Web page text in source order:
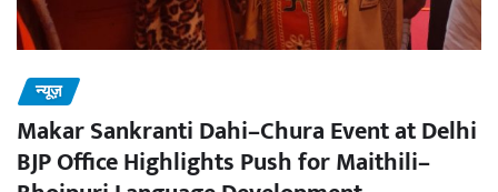
न्यूज़
Makar Sankranti Dahi–Chura Event at Delhi
BJP Office Highlights Push for Maithili–